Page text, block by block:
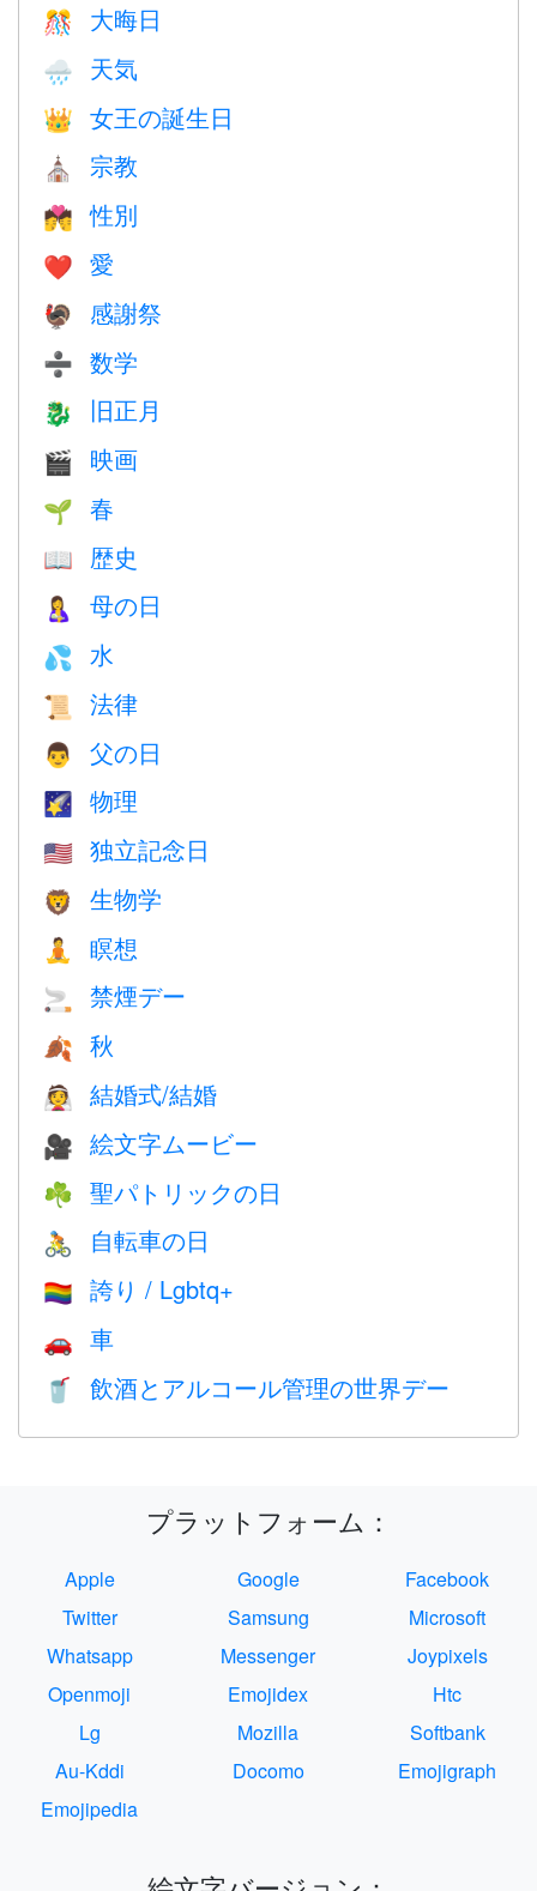
🎊 大晦日
🌧 天気
👑 女王の誕生日
⛪️ 宗教
💏 性別
❤️️ 愛
🦃 感謝祭
➗ 数学
🐉 旧正月
🎬 映画
🌱 春
📖 歴史
🤱 母の日
💦 水
📜 法律
👨 父の日
🌠 物理
🇺🇸 独立記念日
🦁 生物学
🧘 瞑想
🚬 禁煙デー
🍂 秋
👰 結婚式/結婚
🎥 絵文字ムービー
☘️ 聖パトリックの日
🚴 自転車の日
🏳️‍🌈 誇り / Lgbtq+
🚗 車
🥤 飲酒とアルコール管理の世界デー
プラットフォーム：
Apple Google
Facebook
Twitter
Samsung
Microsoft
Whatsapp
Messenger
Joypixels
Openmoji
Emojidex
Htc
Lg
Mozilla
Softbank
Au-Kddi
Docomo
Emojigraph
Emojipedia